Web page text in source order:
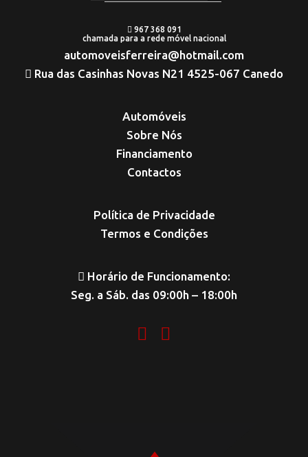
967 368 091
chamada para a rede móvel nacional
automoveisferreira@hotmail.com
Rua das Casinhas Novas N21 4525-067 Canedo
Automóveis
Sobre Nós
Financiamento
Contactos
Política de Privacidade
Termos e Condições
Horário de Funcionamento:
Seg. a Sáb. das 09:00h – 18:00h